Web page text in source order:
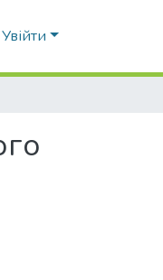
Увійти